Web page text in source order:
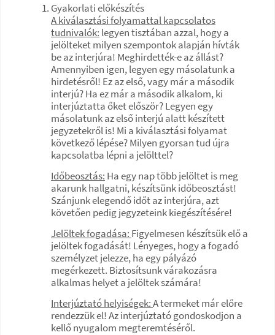
Gyakorlati előkészítés
A kiválasztási folyamattal kapcsolatos
tudnivalók: legyen tisztában azzal, hogy a
jelölteket milyen szempontok alapján hívták
be az interjúra! Meghirdették-e az állást?
Amennyiben igen, legyen egy másolatunk a
hirdetésről! Ez az első, vagy már a második
interjú? Ha ez már a második alkalom, ki
interjúztatta őket először? Legyen egy
másolatunk az első interjú alatt készített
jegyzetekről is! Mi a kiválasztási folyamat
következő lépése? Milyen gyorsan tud újra
kapcsolatba lépni a jelölttel?
Időbeosztás: Ha egy nap több jelöltet is meg
akarunk hallgatni, készítsünk időbeosztást!
Szánjunk elegendő időt az interjúra, azt
követően pedig jegyzeteink kiegészítésére!
Jelöltek fogadása: Figyelmesen készítsük elő a
jelöltek fogadását! Lényeges, hogy a fogadó
személyzet jelezze, ha egy pályázó
megérkezett. Biztosítsunk várakozásra
alkalmas helyet a jelöltek számára!
Interjúztató helyiségek:A termeket már előre
rendezzük el! Az interjúztató gondoskodjon a
kellő nyugalom megteremtéséről.